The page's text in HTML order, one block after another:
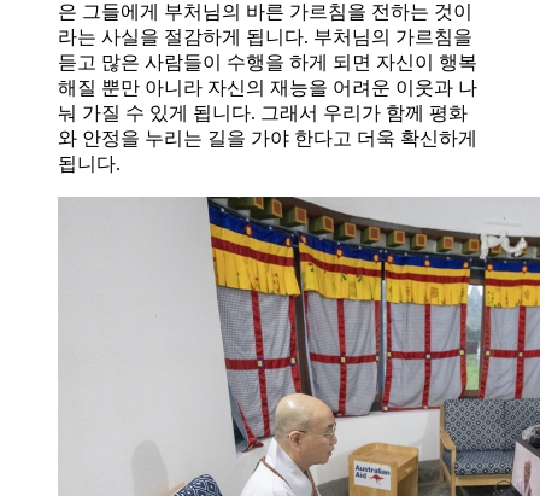
은 그들에게 부처님의 바른 가르침을 전하는 것이
라는 사실을 절감하게 됩니다. 부처님의 가르침을
듣고 많은 사람들이 수행을 하게 되면 자신이 행복
해질 뿐만 아니라 자신의 재능을 어려운 이웃과 나
눠 가질 수 있게 됩니다. 그래서 우리가 함께 평화
와 안정을 누리는 길을 가야 한다고 더욱 확신하게
됩니다.